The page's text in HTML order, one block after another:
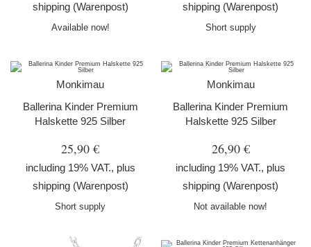
shipping (Warenpost)
Available now!
shipping (Warenpost)
Short supply
Monkimau
Ballerina Kinder Premium
Halskette 925 Silber
25,90 €
including 19% VAT., plus
shipping (Warenpost)
Short supply
Monkimau
Ballerina Kinder Premium
Halskette 925 Silber
26,90 €
including 19% VAT., plus
shipping (Warenpost)
Not available now!